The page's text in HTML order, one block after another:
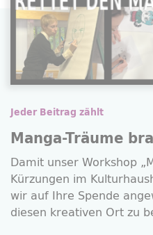
Jeder Beitrag zählt
Manga-Träume
Damit unserWorkshop
Kürzungen im
wir auf Ihre Spende
diesen kreativen Ort zu